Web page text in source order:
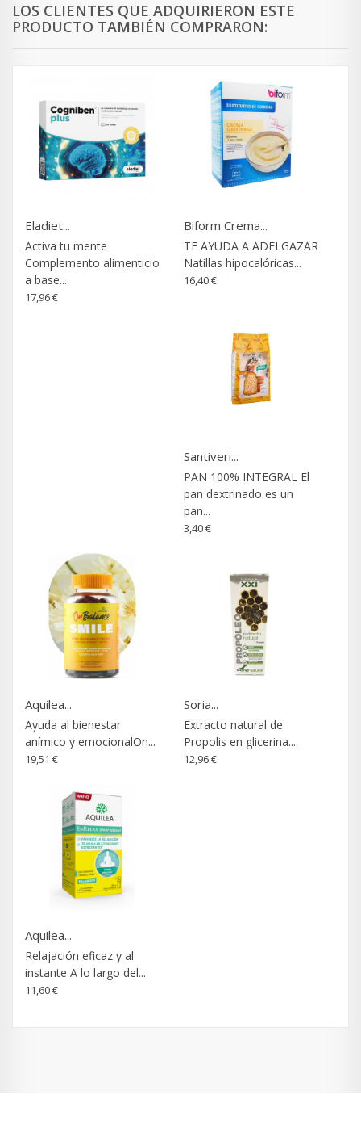
LOS CLIENTES QUE ADQUIRIERON ESTE
PRODUCTO TAMBIÉN COMPRARON:
Eladiet...
Activa tu mente
Complemento alimenticio
a base...
17,96 €
Biform Crema...
TE AYUDA A ADELGAZAR
Natillas hipocalóricas...
16,40 €
Santiveri...
PAN 100% INTEGRAL El
pan dextrinado es un
pan...
3,40 €
Aquilea...
Ayuda al bienestar
anímico y emocionalOn...
19,51 €
Soria...
Extracto natural de
Propolis en glicerina....
12,96 €
Aquilea...
Relajación eficaz y al
instante A lo largo del...
11,60 €